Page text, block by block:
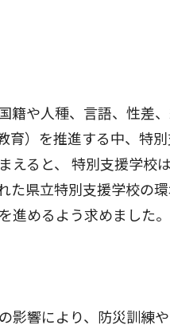
や人種、言語、性差
育）を推進する中、特
えると、 特別支援学校
た県立特別支援学校の
進めるよう求めました。
響により、防災訓練